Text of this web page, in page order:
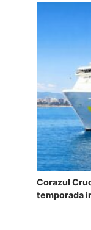
Corazul
temporada